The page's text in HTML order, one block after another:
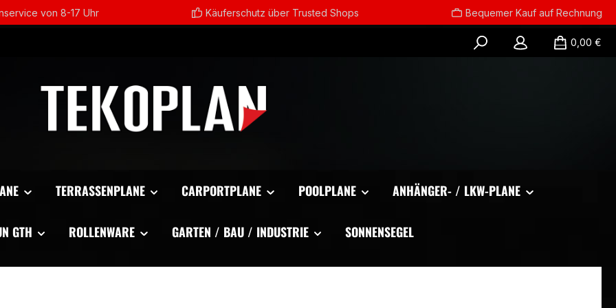
von 8-17 Uhr Käuferschutz über Trusted Shops Bequemer Kauf auf Rechnung
0,00 €
TERRASSENPLANE CARPORTPLANE POOLPLANE ANHÄNGER- / LKW-PLANE
GTH ROLLENWARE GARTEN / BAU / INDUSTRIE SONNENSEGEL